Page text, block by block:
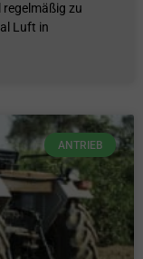
zu
Luft in
ANTRIEB